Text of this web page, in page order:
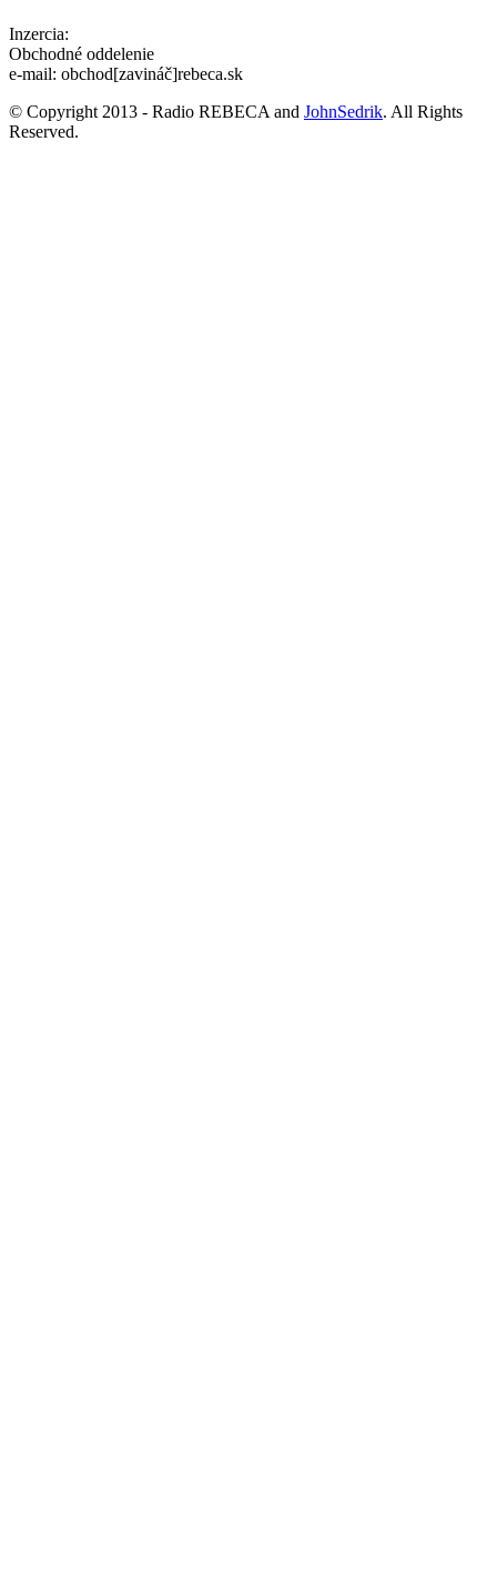
Inzercia:
Obchodné oddelenie
e-mail: obchod[zavináč]rebeca.sk
© Copyright 2013 - Radio REBECA and JohnSedrik. All Rights
Reserved.